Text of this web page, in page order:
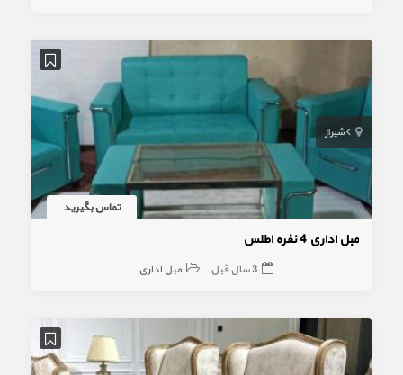
شیراز
تماس بگیرید
مبل اداری 4 نفره اطلس
3 سال قبل مبل اداری